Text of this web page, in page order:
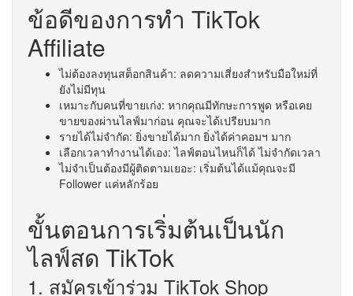
ข้อดีของการทำ TikTok
Affiliate
ไม่ต้องลงทุนสต็อกสินค้า: ลดความเสี่ยงสำหรับมือใหม่ที่
ยังไม่มีทุน
เหมาะกับคนที่ขายเก่ง: หากคุณมีทักษะการพูด หรือเคย
ขายของผ่านไลฟ์มาก่อน คุณจะได้เปรียบมาก
รายได้ไม่จำกัด: ยิ่งขายได้มาก ยิ่งได้ค่าคอมฯ มาก
เลือกเวลาทำงานได้เอง: ไลฟ์ตอนไหนก็ได้ ไม่จำกัดเวลา
ไม่จำเป็นต้องมีผู้ติดตามเยอะ: เริ่มต้นได้แม้คุณจะมี
Follower แค่หลักร้อย
ขั้นตอนการเริ่มต้นเป็นนัก
ไลฟ์สด TikTok
1. สมัครเข้าร่วม TikTok Shop